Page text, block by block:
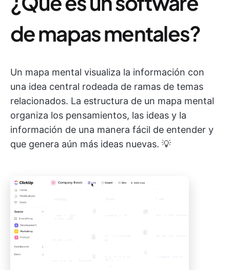
de mapas mentales?
Un mapa mental visualiza la información con
una idea central rodeada de ramas de temas
relacionados. La estructura de un mapa mental
organiza los pensamientos, las ideas y la
información de una manera fácil de entender y
que genera aún más ideas nuevas. 💡